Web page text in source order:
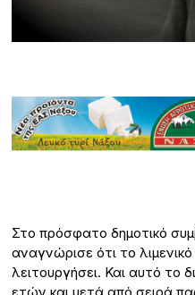
Στο πρόσφατο δημοτικό
αναγνώρισε ότι το
λειτουργήσει. Και αυτό το